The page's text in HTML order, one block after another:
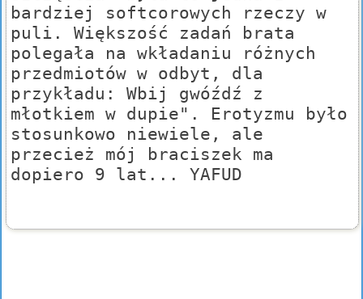
bardziej softcorowych rzeczy w
puli. Większość zadań brata
polegała na wkładaniu różnych
przedmiotów w odbyt, dla
przykładu: Wbij gwóźdź z
młotkiem w dupie". Erotyzmu było
stosunkowo niewiele, ale
przecież mój braciszek ma
dopiero 9 lat... YAFUD